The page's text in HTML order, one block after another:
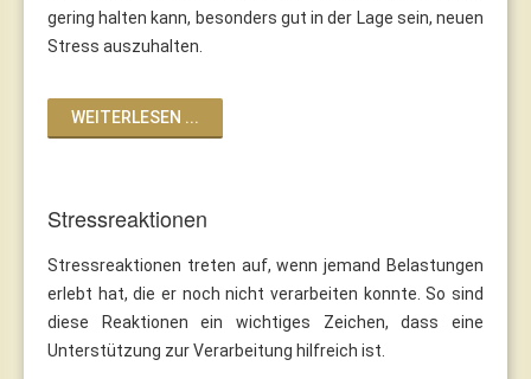
gering halten kann, besonders gut in der Lage sein, neuen
Stress auszuhalten.
WEITERLESEN ...
Stressreaktionen
Stressreaktionen treten auf, wenn jemand Belastungen
erlebt hat, die er noch nicht verarbeiten konnte. So sind
diese Reaktionen ein wichtiges Zeichen, dass eine
Unterstützung zur Verarbeitung hilfreich ist.